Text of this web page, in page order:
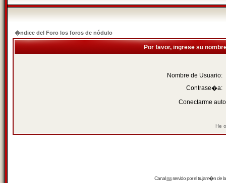
�ndice del Foro los foros de nódulo
Por favor, ingrese su
Nombre de Usuario:
Contrase�a:
Conectarme
He
Canalrssservido por eltrujam�nde